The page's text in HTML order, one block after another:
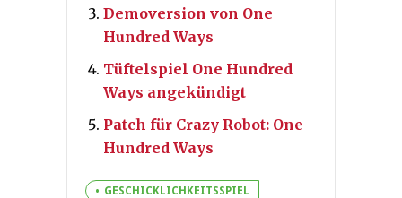
Demoversion von One
Hundred Ways
Tüftelspiel One Hundred
Ways angekündigt
Patch für Crazy Robot: One
Hundred Ways
GESCHICKLICHKEITSSPIEL